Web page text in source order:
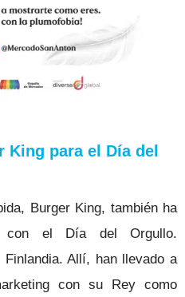
King para el Día del
Burger King, también ha
con el Día del Orgullo.
Allí, han llevado a
con su Rey como